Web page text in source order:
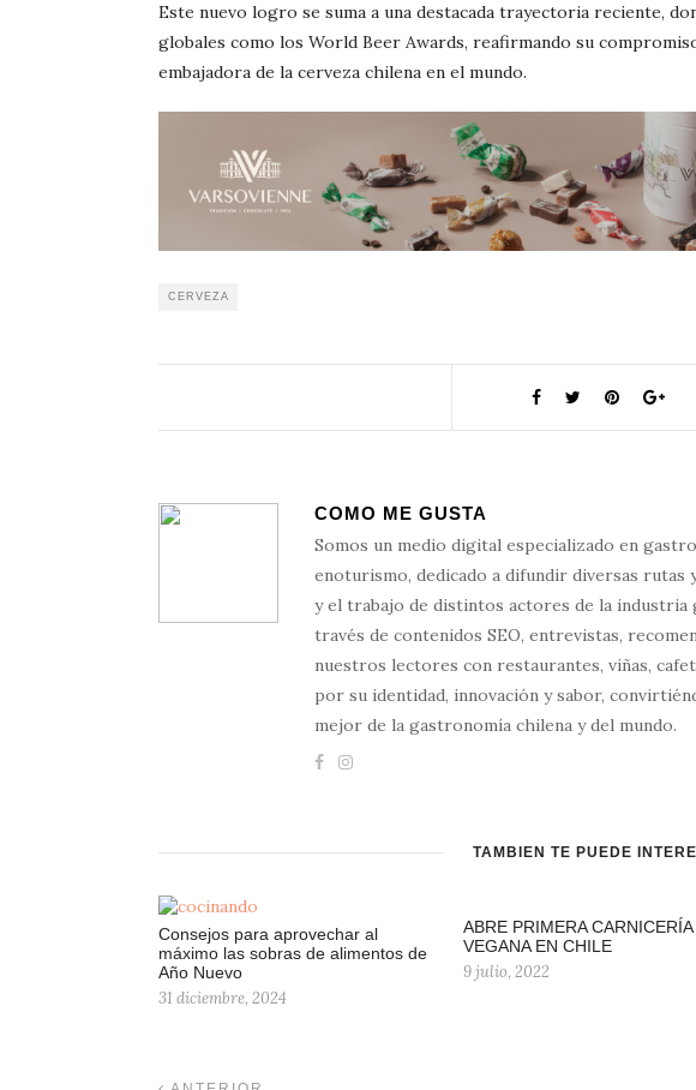
Este nuevo logro se suma a una destacada trayectoria reciente,
globales como los World Beer Awards, reafirmando su
embajadora de la cerveza chilena en el mundo.
CERVEZA
COMO ME GUSTA
Somos un medio digital especializado en
enoturismo, dedicado a difundir diversas rutas
y el trabajo de distintos actores de la industria
través de contenidos SEO, entrevistas,
nuestros lectores con restaurantes, viñas,
por su identidad, innovación y sabor,
mejor de la gastronomía chilena y del mundo.
TAMBIÉN TE PUEDE
Consejos para aprovechar al
máximo las sobras de alimentos de
Año Nuevo
31 diciembre, 2024
ABRE PRIMERA CARNICERÍA
VEGANA EN CHILE
9 julio, 2022